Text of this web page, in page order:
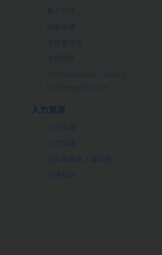
重大公告
股東服務
法說會訊息
常見問答
Announcements relating
Exchangeable Unit
人力資源
人才招募
工作環境
包容職場與人權政策
交通資訊